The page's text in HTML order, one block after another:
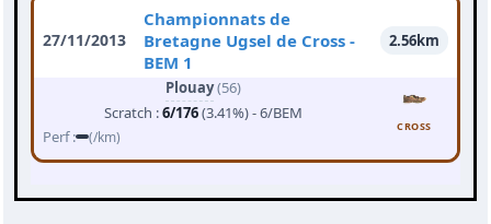
27/11/2013
Championnats de
Bretagne Ugsel de Cross -
BEM 1
2.56km
Plouay(56)
Scratch :6/176(3.41%) - 6/BEM
Perf :
(/km)
CROSS